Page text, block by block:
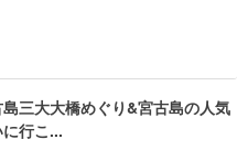
島三大大橋めぐり&宮古島の人気
行こ...